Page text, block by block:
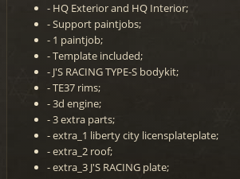
- HQ Exterior and HQ Interior;
- Support paintjobs;
- 1 paintjob;
- Template included;
- J'S RACING TYPE-S bodykit;
- TE37 rims;
- 3d engine;
- 3 extra parts;
- extra_1 liberty city licensplateplate;
- extra_2 roof;
- extra_3 J'S RACING plate;